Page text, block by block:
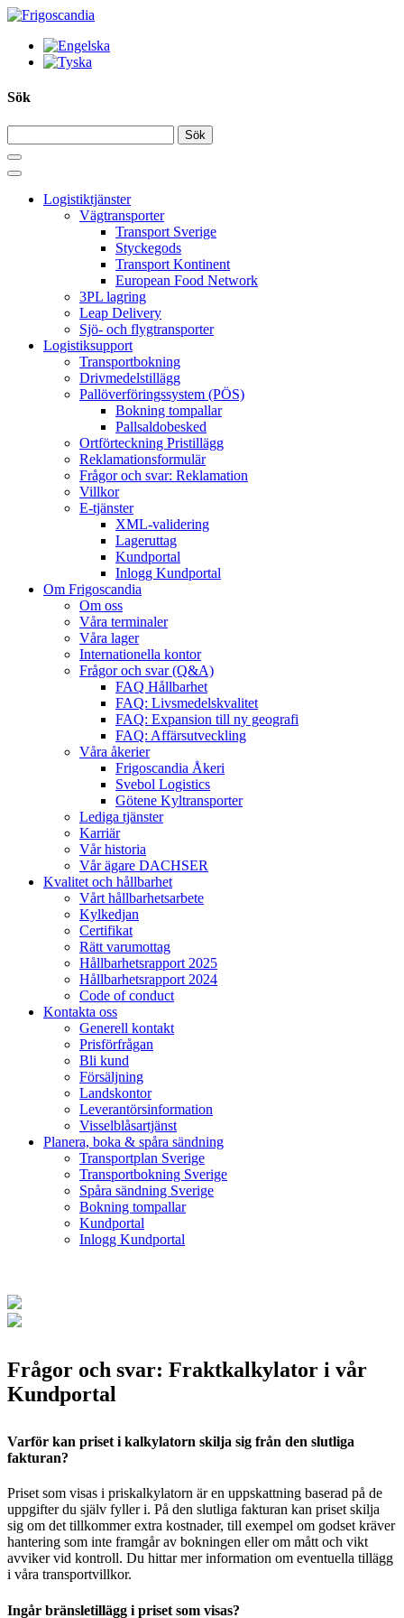
Hoppa
innehållet
Sök
Logistiktjänster
Vägtransporter
Transport Sverige
Styckegods
Transport Kontinent
European Food Network
3PL lagring
Leap Delivery
Sjö- och flygtransporter
Logistiksupport
Transportbokning
Drivmedelstillägg
Pallöverföringssystem (PÖS)
Bokning tompallar
Pallsaldobesked
Ortförteckning Pristillägg
Reklamationsformulär
Frågor och svar: Reklamation
Villkor
E-tjänster
XML-validering
Lageruttag
Kundportal
Inlogg Kundportal
Om Frigoscandia
Om oss
Våra terminaler
Våra lager
Internationella kontor
Frågor och svar (Q&A)
FAQ Hållbarhet
FAQ: Livsmedelskvalitet
FAQ: Expansion till ny geografi
FAQ: Affärsutveckling
Våra åkerier
Frigoscandia Åkeri
Svebol Logistics
Götene Kyltransporter
Lediga tjänster
Karriär
Vår historia
Vår ägare DACHSER
Kvalitet och hållbarhet
Vårt hållbarhetsarbete
Kylkedjan
Certifikat
Rätt varumottag
Hållbarhetsrapport 2025
Hållbarhetsrapport 2024
Code of conduct
Kontakta oss
Generell kontakt
Prisförfrågan
Bli kund
Försäljning
Landskontor
Leverantörsinformation
Visselblåsartjänst
Planera, boka & spåra sändning
Transportplan Sverige
Transportbokning Sverige
Spåra sändning Sverige
Bokning tompallar
Kundportal
Inlogg Kundportal
Frågor och svar: Fraktkalkylator i vår
Kundportal
Varför kan priset i kalkylatorn skilja sig från den slutliga
fakturan?
Priset som visas i priskalkylatorn är en uppskattning baserad på de
uppgifter du själv fyller i. På den slutliga fakturan kan priset skilja
sig om det tillkommer extra kostnader, till exempel om godset kräver
hantering som inte framgår av bokningen eller om mått och vikt
avviker vid kontroll. Du hittar mer information om eventuella tillägg
i våra transportvillkor.
Ingår bränsletillägg i priset som visas?